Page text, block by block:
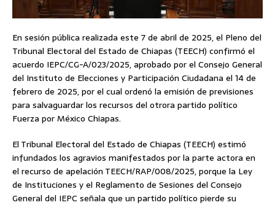
En sesión pública realizada este 7 de abril de 2025, el Pleno del
Tribunal Electoral del Estado de Chiapas (TEECH) confirmó el
acuerdo IEPC/CG-A/023/2025, aprobado por el Consejo General
del Instituto de Elecciones y Participación Ciudadana el 14 de
febrero de 2025, por el cual ordenó la emisión de previsiones
para salvaguardar los recursos del otrora partido político
Fuerza por México Chiapas.
El Tribunal Electoral del Estado de Chiapas (TEECH) estimó
infundados los agravios manifestados por la parte actora en
el recurso de apelación TEECH/RAP/008/2025, porque la Ley
de Instituciones y el Reglamento de Sesiones del Consejo
General del IEPC señala que un partido político pierde su